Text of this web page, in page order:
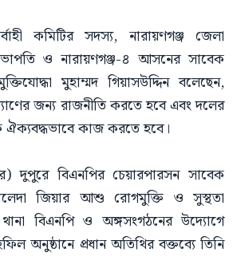
কমিটির সদস্য, নারায়ণগঞ্জ জেলা
ও নারায়ণগঞ্জ-৪ আসনের সাবেক
মুহাম্মদ গিয়াসউদ্দিন বলেছেন,
জন্য রাজনীতি করতে হবে এবং দলের
ঐক্যবদ্ধভাবে কাজ করতে হবে।
দুপুরে বিএনপির চেয়ারপারসন সাবেক
জিয়ার আশু রোগমুক্তি ও সুস্থতা
থানা বিএনপি ও অঙ্গসংগঠনের উদ্যোগে
অনুষ্ঠানে প্রধান অতিথির বক্তব্যে তিনি